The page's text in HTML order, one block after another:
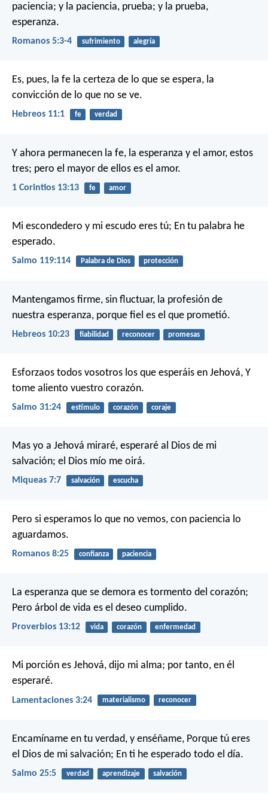
paciencia; y la paciencia, prueba; y la prueba,
esperanza.
Romanos 5:3-4 sufrimiento alegría
Es, pues, la fe la certeza de lo que se espera, la
convicción de lo que no se ve.
Hebreos 11:1 fe verdad
Y ahora permanecen la fe, la esperanza y el amor, estos
tres; pero el mayor de ellos es el amor.
1 Corintios 13:13 fe amor
Mi escondedero y mi escudo eres tú; En tu palabra he
esperado.
Salmo 119:114 Palabra de Dios protección
Mantengamos firme, sin fluctuar, la profesión de
nuestra esperanza, porque fiel es el que prometió.
Hebreos 10:23 fiabilidad reconocer promesas
Esforzaos todos vosotros los que esperáis en Jehová, Y
tome aliento vuestro corazón.
Salmo 31:24 estímulo corazón coraje
Mas yo a Jehová miraré, esperaré al Dios de mi
salvación; el Dios mío me oirá.
Miqueas 7:7 salvación escucha
Pero si esperamos lo que no vemos, con paciencia lo
aguardamos.
Romanos 8:25 confianza paciencia
La esperanza que se demora es tormento del corazón;
Pero árbol de vida es el deseo cumplido.
Proverbios 13:12 vida corazón enfermedad
Mi porción es Jehová, dijo mi alma; por tanto, en él
esperaré.
Lamentaciones 3:24 materialismo reconocer
Encamíname en tu verdad, y enséñame, Porque tú eres
el Dios de mi salvación; En ti he esperado todo el día.
Salmo 25:5 verdad aprendizaje salvación